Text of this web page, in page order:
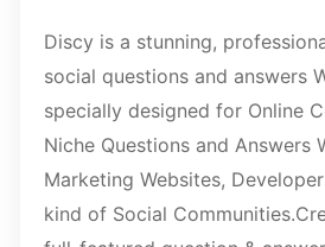
Discy is a stunning,
social questions and answers
specially designed for Online
Niche Questions and Answers
Marketing Websites,
kind of Social